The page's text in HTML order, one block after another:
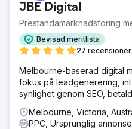
JBE Digital
Prestandamarknadsföring
Bevisad meritlista
27 recensioner
Melbourne-baserad digital
fokus på leadgenerering,
synlighet genom SEO,
Melbourne, Victoria,
PPC, Ursprunglig